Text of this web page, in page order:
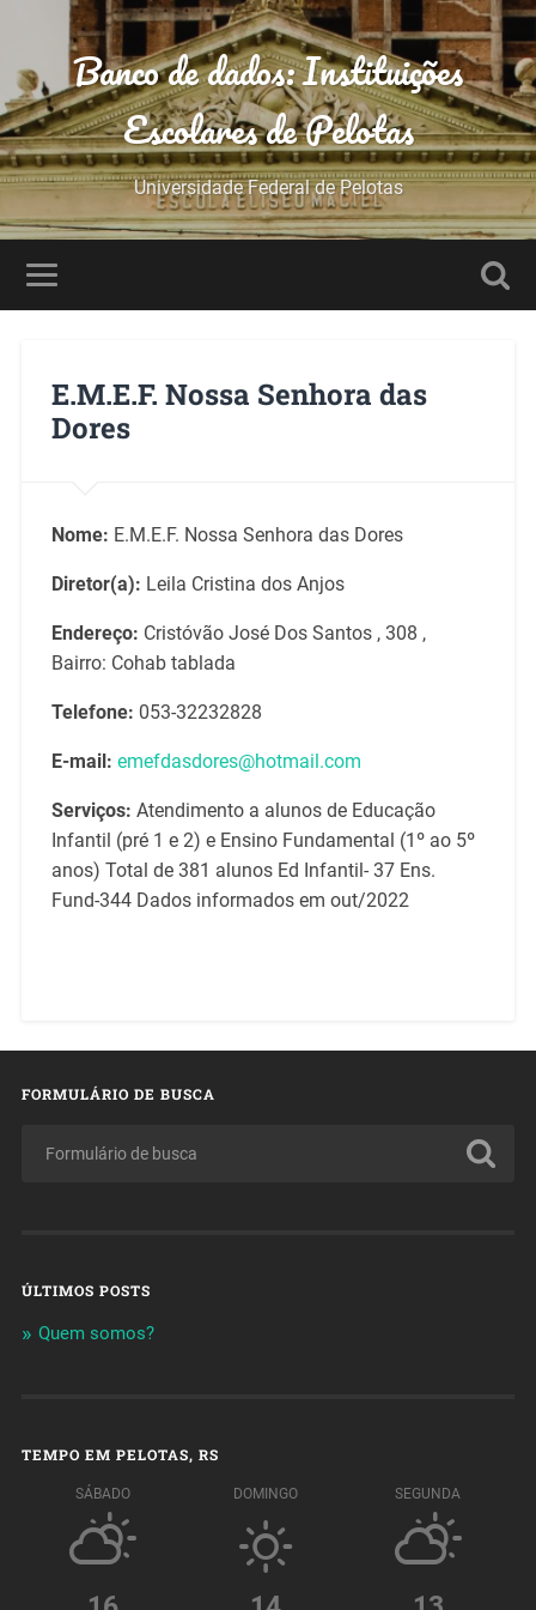
Banco de dados: Instituições
Escolares de Pelotas
Universidade Federal de Pelotas
E.M.E.F. Nossa Senhora das
Dores
Nome: E.M.E.F. Nossa Senhora das Dores
Diretor(a): Leila Cristina dos Anjos
Endereço: Cristóvão José Dos Santos , 308 ,
Bairro: Cohab tablada
Telefone: 053-32232828
E-mail: emefdasdores@hotmail.com
Serviços: Atendimento a alunos de Educação
Infantil (pré 1 e 2) e Ensino Fundamental (1º ao 5º
anos) Total de 381 alunos Ed Infantil- 37 Ens.
Fund-344 Dados informados em out/2022
FORMULÁRIO DE BUSCA
ÚLTIMOS POSTS
Quem somos?
TEMPO EM PELOTAS, RS
SÁBADO DOMINGO SEGUNDA